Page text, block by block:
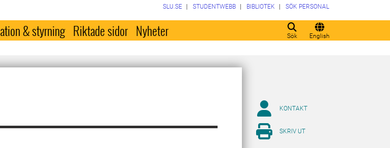
Sök English
SLU.SE STUDENTWEBB BIBLIOTEK SÖK PERSONAL
& styrning Riktade sidor Nyheter
KONTAKT
SKRIV UT